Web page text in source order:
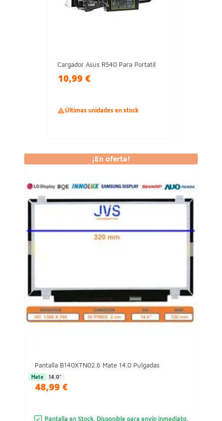
Cargador Asus R540 Para Portatil
10,99 €
Últimas unidades en stock
Pantalla B140XTN02.6 Mate 14.0 Pulgadas
Mate 14.0"
48,99 €
Pantalla en Stock. Disponible para envio inmediato.
¡En oferta!